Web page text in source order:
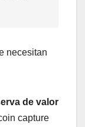
necesitan
de valor
capture